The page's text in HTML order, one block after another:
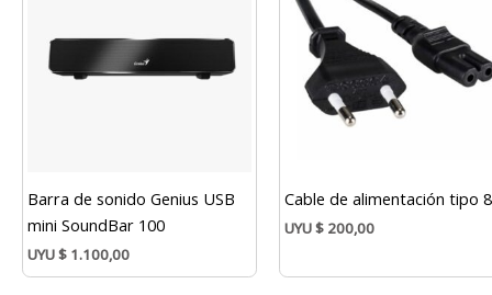
Barra de sonido Genius USB
mini SoundBar 100
UYU$ 1.100,00
Cable de alimentación tipo 8
UYU$ 200,00